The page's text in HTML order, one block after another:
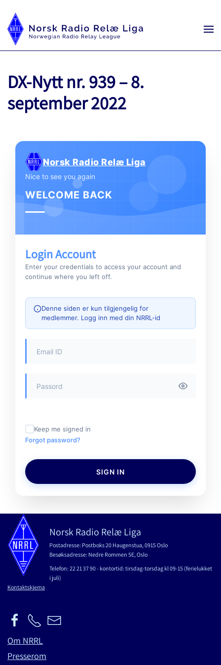
DX-Nytt nr. 939 – 8.
september 2022
Norsk Radio Relæ Liga
Nice to see you again
WELCOME BACK
Login Account
Enter your credentials to access your account and
continue where you left off.
Denne siden er kun tilgjengelig for
medlemmer. Logg inn med din NRRL-id
Keep me signed in
Forgot password?
SIGN IN
Norsk Radio Relæ Liga
Postadresse: Postboks 20 Haugenstua, 0915 Oslo
Besøksadresse: Nedre Rommen 5E, Oslo
Telefon: 22 21 37 90 - kontortid: tirsdag-torsdag kl 09-15 (ferielukket
i juli)
Kontaktskjema
Om NRRL
Presserom